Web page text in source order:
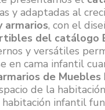
y adaptadas al
armarios, con el
del catálogo
y versátiles
en cama infantil
de Muebles
de la
infantil